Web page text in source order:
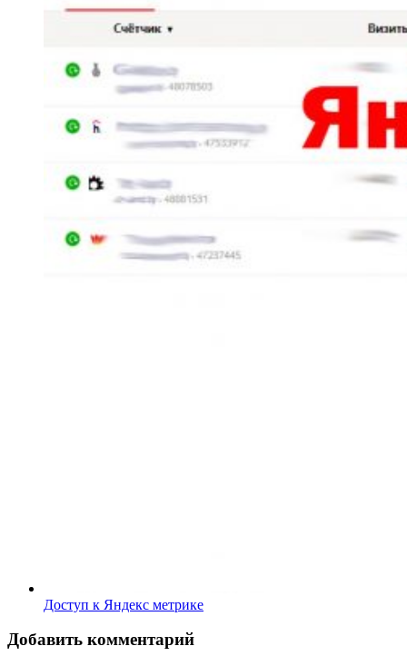
Доступ к Яндекс метрике
Добавить комментарий